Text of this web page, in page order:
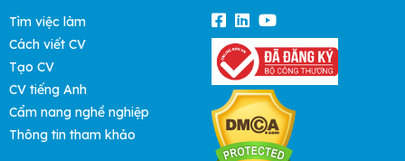
Tìm việc làm
Cách viết CV
Tạo CV
CV tiếng Anh
Cẩm nang nghề nghiệp
Thông tin tham khảo